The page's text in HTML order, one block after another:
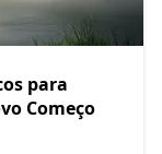
para
Começo